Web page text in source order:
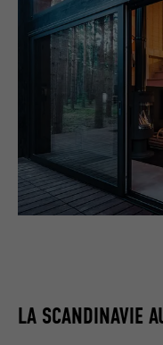
LA SCANDINAVIE